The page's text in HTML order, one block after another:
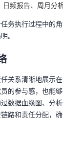
频报告、周月分
务执行过程中的
。
关系清晰地展示
的参与感，也能
数据血缘图、分
路和责任分配，